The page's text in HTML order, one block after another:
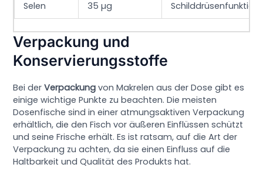
Selen 35 µg Schilddrüsenfunktion
Verpackung und
Konservierungsstoffe
Bei derVerpackung von Makrelen aus der Dose gibt es
einige wichtige Punkte zu beachten. Die meisten
Dosenfische sind in einer atmungsaktiven Verpackung
erhältlich, die den Fisch vor äußeren Einflüssen schützt
und seine Frische erhält. Es ist ratsam, auf die Art der
Verpackung zu achten, da sie einen Einfluss auf die
Haltbarkeit und Qualität des Produkts hat.